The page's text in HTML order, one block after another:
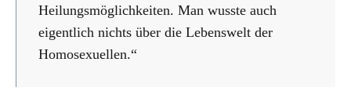
Heilungsmöglichkeiten. Man wusste auch
eigentlich nichts über die Lebenswelt der
Homosexuellen.“